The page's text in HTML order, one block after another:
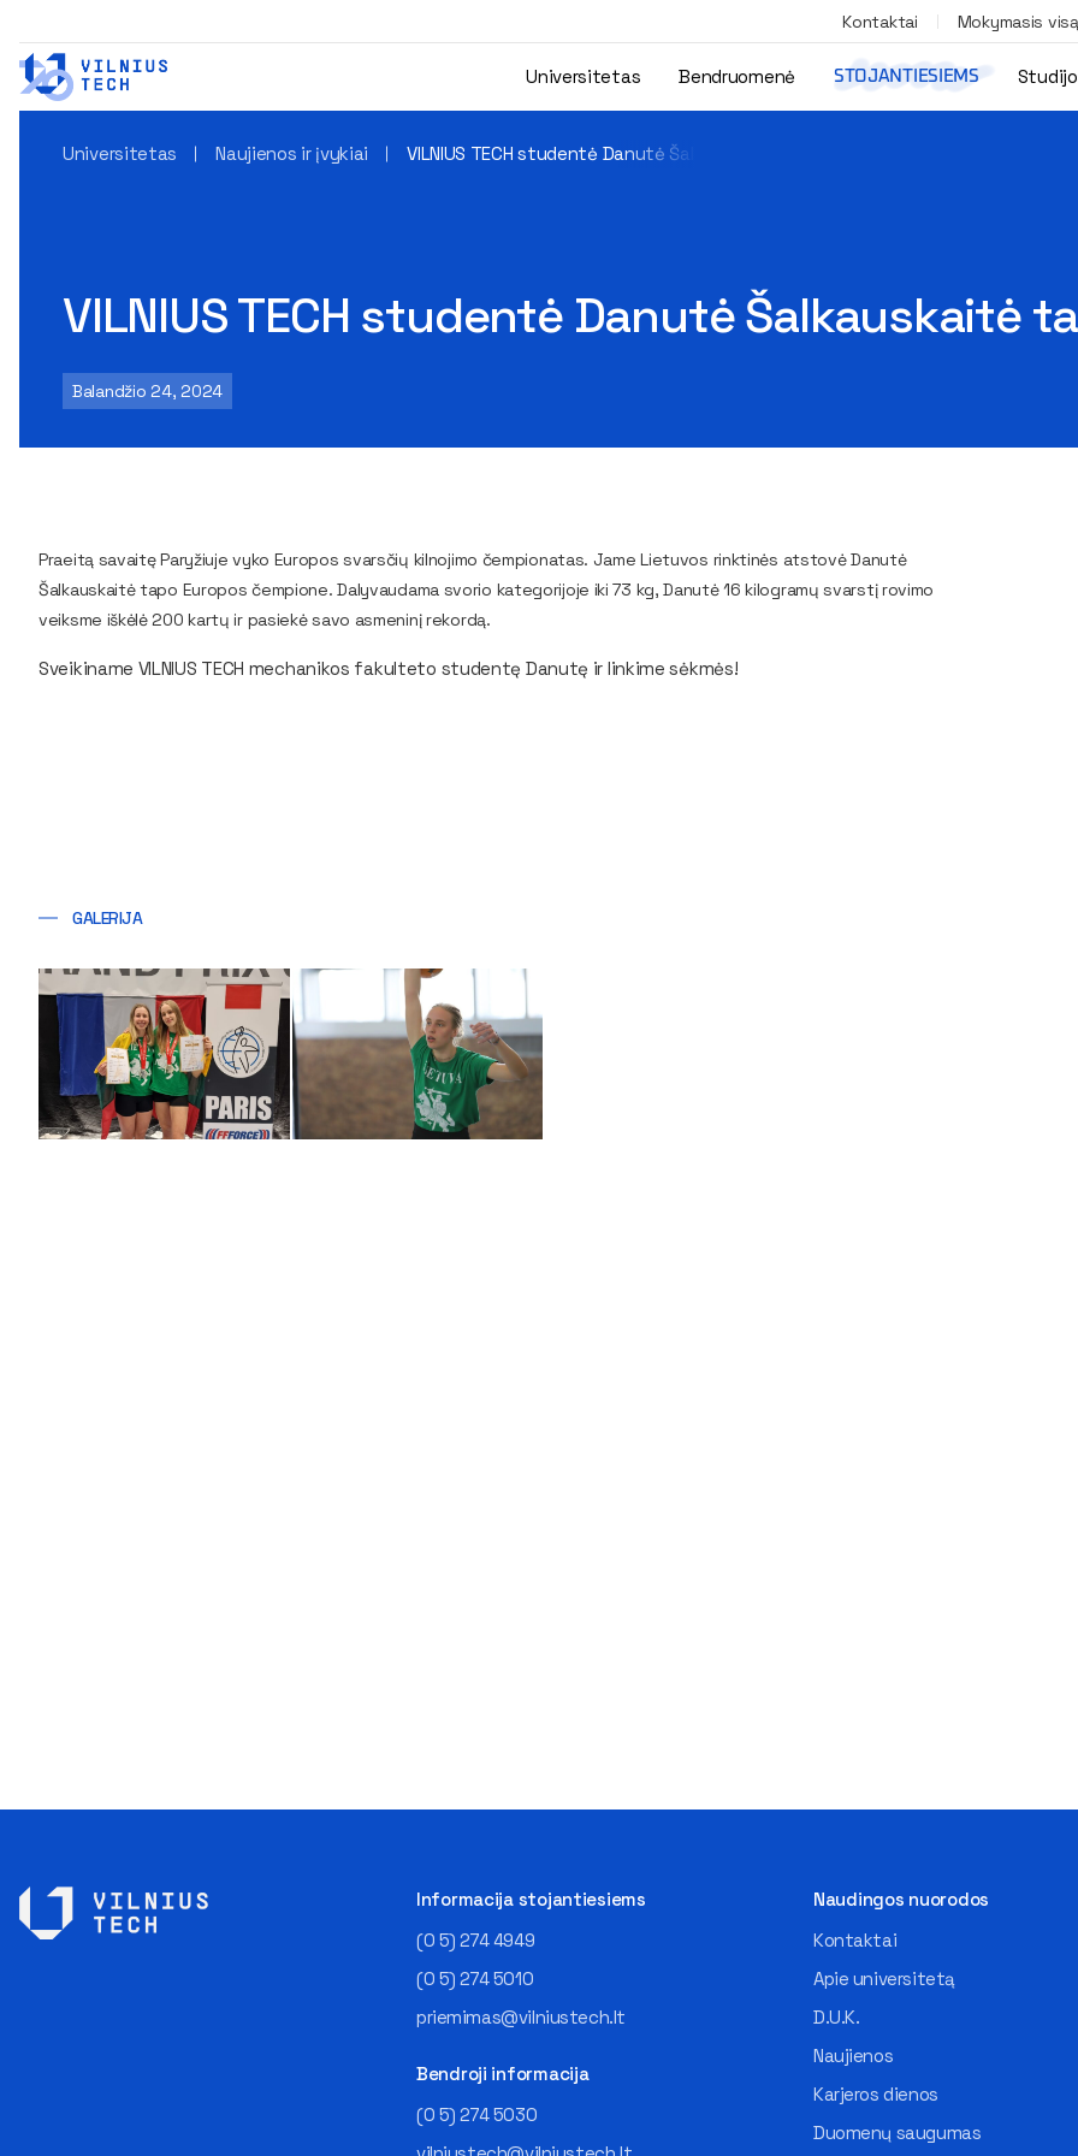
Kontaktai Mokymasis
Universitetas Bendruomenė STOJANTIESIEMS
Universitetas Naujienos ir įvykiai VILNIUS TECH studentė Danutė Šalkauskaitė tapo Europos čempione
VILNIUS TECH studentė Danutė Šalkauskaitė
Balandžio 24, 2024
Praeitą savaitę Paryžiuje vyko Europos svarsčių kilnojimo čempionatas. Jame Lietuvos rinktinės atstovė Danutė
Šalkauskaitė tapo Europos čempione. Dalyvaudama svorio kategorijoje iki 73 kg, Danutė 16 kilogramų svarstį rovimo
veiksme iškėlė 200 kartų ir pasiekė savo asmeninį rekordą.
Sveikiname VILNIUS TECH mechanikos fakulteto studentę Danutę ir linkime sėkmės!
GALERIJA
Informacija stojantiesiems
(0 5) 274 4949
(0 5) 274 5010
priemimas@vilniustech.lt
Bendroji informacija
(0 5) 274 5030
Naudingos nuorodos
Kontaktai
Apie universitetą
D.U.K.
Naujienos
Karjeros dienos
Duomenų saugumas